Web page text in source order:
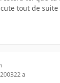
tout de
22 a